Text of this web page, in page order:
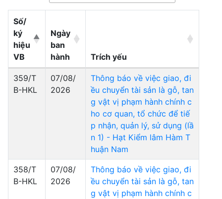
Số/
ký
hiệu
VB
Ngày
ban
hành
Trích yếu
359/T
B-HKL
07/08/
2026
Thông báo về việc giao, đi
ều chuyển tài sản là gỗ, tan
g vật vị phạm hành chính c
ho cơ quan, tổ chức để tiế
p nhận, quản lý, sử dụng (lầ
n 1) - Hạt Kiểm lâm Hàm T
huận Nam
358/T
B-HKL
07/08/
2026
Thông báo về việc giao, đi
ều chuyển tài sản là gỗ, tan
g vật vị phạm hành chính c